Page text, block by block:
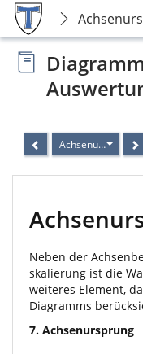
Achsenursprung
Neben der
skalierung ist die
weiteres Element,
Diagramms
7. Achsenursprung